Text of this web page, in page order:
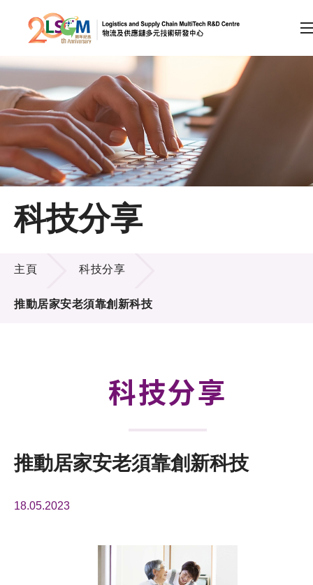
跳到內容（按回車鍵）
會員登入
A EN 繁 简
主頁
關於LSCM
技術商品化
項目及資助計劃
科技分享
科技分享
主頁 科技分享
推動居家安老須靠創新科技
科技分享
推動居家安老須靠創新科技
18.05.2023